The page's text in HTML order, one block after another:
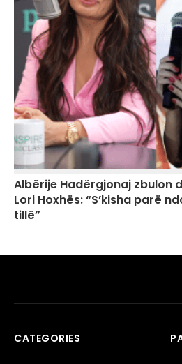
Albërije Hadërgjonaj zbulon
Lori Hoxhës: “S’kisha parë
tillë”
CATEGORIES